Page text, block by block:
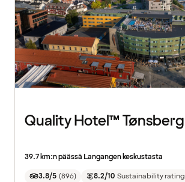
Quality Hotel™ Tønsberg
39.7 km:n päässä Langangen keskustasta
3.8/5 (896) 8.2/10 Sustainability rating